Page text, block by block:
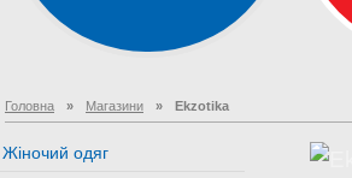
Головна » Магазини » Ekzotika
Жіночий одяг